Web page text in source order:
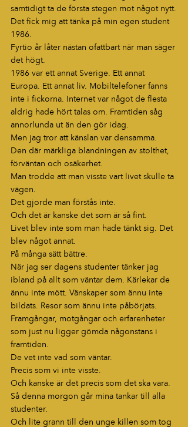
samtidigt ta de första stegen mot något nytt.
Det fick mig att tänka på min egen student
1986.
Fyrtio år låter nästan ofattbart när man säger
det högt.
1986 var ett annat Sverige. Ett annat
Europa. Ett annat liv. Mobiltelefoner fanns
inte i fickorna. Internet var något de flesta
aldrig hade hört talas om. Framtiden såg
annorlunda ut än den gör idag.
Men jag tror att känslan var densamma.
Den där märkliga blandningen av stolthet,
förväntan och osäkerhet.
Man trodde att man visste vart livet skulle ta
vägen.
Det gjorde man förstås inte.
Och det är kanske det som är så fint.
Livet blev inte som man hade tänkt sig. Det
blev något annat.
På många sätt bättre.
När jag ser dagens studenter tänker jag
ibland på allt som väntar dem. Kärlekar de
ännu inte mött. Vänskaper som ännu inte
bildats. Resor som ännu inte påbörjats.
Framgångar, motgångar och erfarenheter
som just nu ligger gömda någonstans i
framtiden.
De vet inte vad som väntar.
Precis som vi inte visste.
Och kanske är det precis som det ska vara.
Så denna morgon går mina tankar till alla
studenter.
Och lite grann till den unge killen som tog